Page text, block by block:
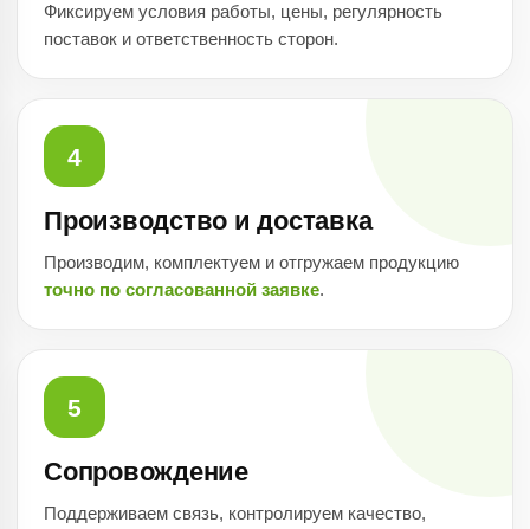
Фиксируем условия работы, цены, регулярность
поставок и ответственность сторон.
4
Производство и доставка
Производим, комплектуем и отгружаем продукцию
точно по согласованной заявке.
5
Сопровождение
Поддерживаем связь, контролируем качество,